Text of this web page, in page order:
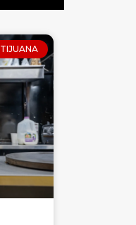
TIJUANA